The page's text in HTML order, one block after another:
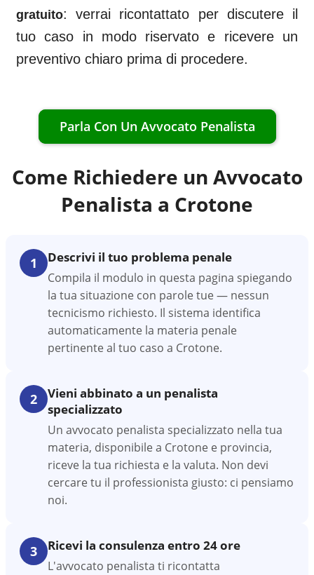
gratuito: verrai ricontattato per discutere il
tuo caso in modo riservato e ricevere un
preventivo chiaro prima di procedere.
Parla Con Un Avvocato Penalista
Come Richiedere un Avvocato
Penalista a Crotone
1 Descrivi il tuo problema penale
Compila il modulo in questa pagina spiegando
la tua situazione con parole tue — nessun
tecnicismo richiesto. Il sistema identifica
automaticamente la materia penale
pertinente al tuo caso a Crotone.
2
Vieni abbinato a un penalista
specializzato
Un avvocato penalista specializzato nella tua
materia, disponibile a Crotone e provincia,
riceve la tua richiesta e la valuta. Non devi
cercare tu il professionista giusto: ci pensiamo
noi.
3 Ricevi la consulenza entro 24 ore
L'avvocato penalista ti ricontatta